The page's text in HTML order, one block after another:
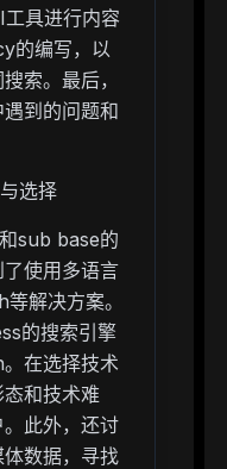
具进行内容
的编写，以
索。最后，
到的问题和
选择
sub base的
使用多语言
解决方案。
的搜索引擎
在选择技术
和技术难
此外，还讨
数据，寻找